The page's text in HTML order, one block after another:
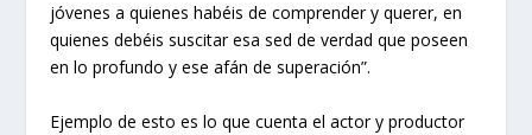
jóvenes a quienes habéis de comprender y querer, en
quienes debéis suscitar esa sed de verdad que poseen
en lo profundo y ese afán de superación”.
Ejemplo de esto es lo que cuenta el actor y productor